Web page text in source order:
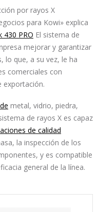
por rayos X
para Kowi» explica
430 PRO El sistema de
mejorar y garantizar
lo que, a su vez, le ha
comerciales con
exportación.
metal, vidrio, piedra,
de rayos X es capaz
de calidad
la inspección de los
y es compatible
general de la línea.